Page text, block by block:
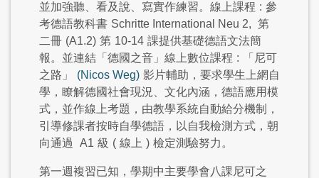
並加強聽、看及說、寫實作練習。線上課程 : 參
考德語教科書 Schritte International Neu 2, 第
二冊 (A1.2) 第 10-14 課提供基礎德語文法簡
報。並連結「德國之音」線上數位課程 :
「尼可
之路」
(Nicos Weg) 影片輔助，要求學生上網自
學，瞭解德國社會現況、文化內涵，德語應用模
式，並作線上考題，由教學系統自動給分機制，
引導修課者按時自學德語，以自我檢測方式，朝
向通過
A1 級 ( 線上 ) 檢定測驗努力。
第一週複習已知，學期中主要學會八課尼可之